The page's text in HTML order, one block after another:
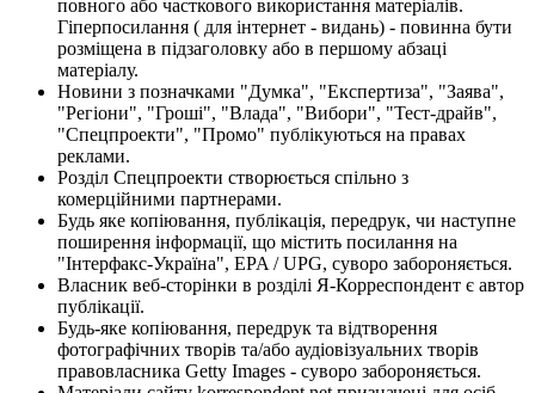
повного або часткового використання матеріалів.
Гіперпосилання ( для інтернет - видань) - повинна бути
розміщена в підзаголовку або в першому абзаці
матеріалу.
Новини з позначками "Думка", "Експертиза", "Заява",
"Регіони", "Гроші", "Влада", "Вибори", "Тест-драйв",
"Спецпроекти", "Промо" публікуються на правах
реклами.
Розділ Спецпроекти створюється спільно з
комерційними партнерами.
Будь яке копіювання, публікація, передрук, чи наступне
поширення інформації, що містить посилання на
"Інтерфакс-Україна", EPA / UPG, суворо забороняється.
Власник веб-сторінки в розділі Я-Корреспондент є автор
публікації.
Будь-яке копіювання, передрук та відтворення
фотографічних творів та/або аудіовізуальних творів
правовласника Getty Images - суворо забороняється.